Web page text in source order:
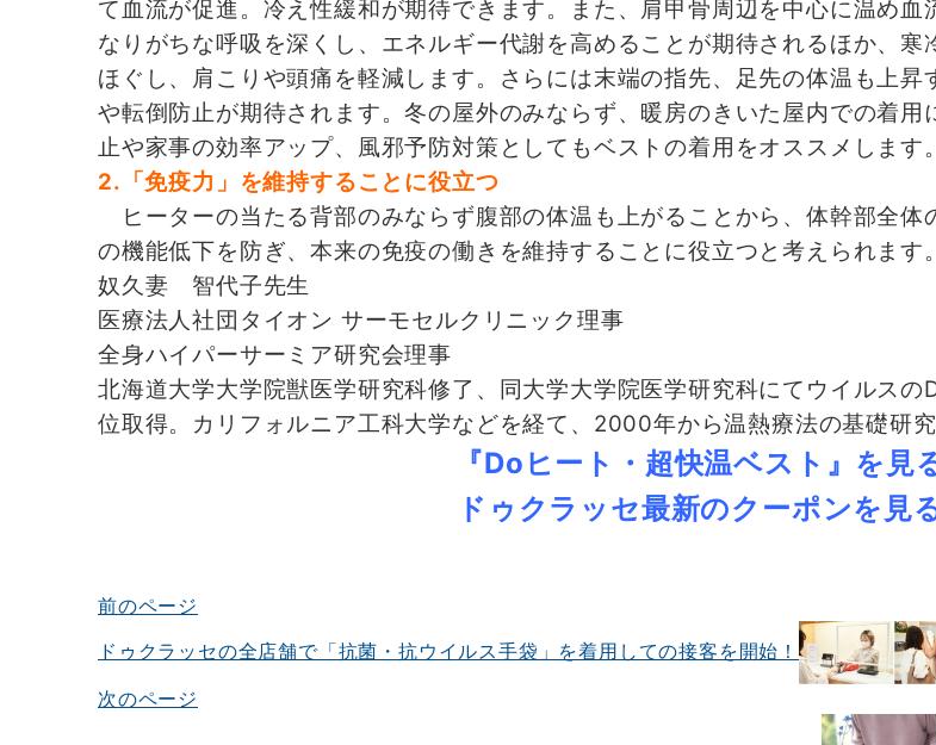
て血流が促進。冷え性緩和が期待できます。また、肩甲骨周辺を中心に温め血
なりがちな呼吸を深くし、エネルギー代謝を高めることが期待されるほか、
ほぐし、肩こりや頭痛を軽減します。さらには末端の指先、足先の体温も上
や転倒防止が期待されます。冬の屋外のみならず、暖房のきいた屋内での着
止や家事の効率アップ、風邪予防対策としてもベストの着用をオススメします。
2.「免疫力」を維持することに役立つ
ヒーターの当たる背部のみならず腹部の体温も上がることから、体幹部全体
の機能低下を防ぎ、本来の免疫の働きを維持することに役立つと考えられます。
奴久妻 智代子先生
医療法人社団タイオン サーモセルクリニック理事
全身ハイパーサーミア研究会理事
北海道大学大学院獣医学研究科修了、同大学大学院医学研究科にてウイルス
位取得。カリフォルニア工科大学などを経て、2000年から温熱療法の基礎研究
『Doヒート・超快温ベスト』を見
ドゥクラッセ最新のクーポンを見
投
稿
ナ
前のページ
ドゥクラッセの全店舗で「抗菌・抗ウイルス手袋」を着用しての接客を開始！
次のページ